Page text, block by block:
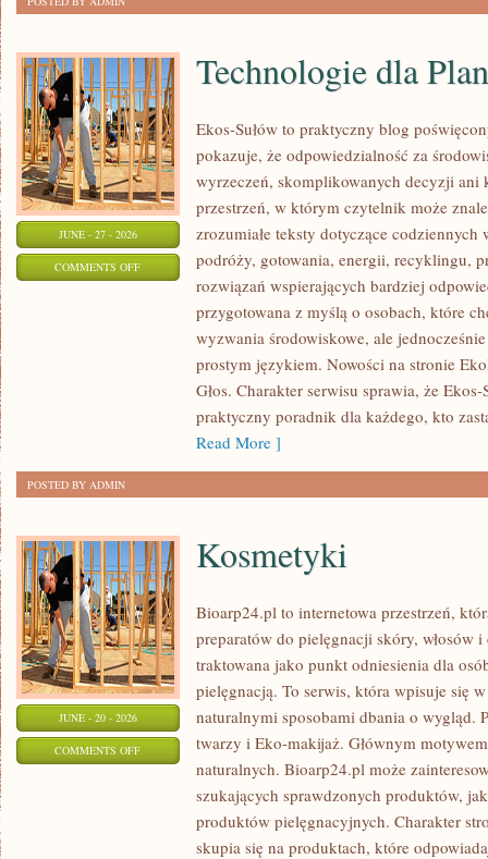
JUNE - 27 - 2026
COMMENTS OFFON
TECHNOLOGIE
Technologie dla
Ekos-Sułów to praktyczny blog
pokazuje, że odpowiedzialność za
wyrzeczeń, skomplikowanych decyzji ani
przestrzeń, w którym czytelnik może
zrozumiałe teksty dotyczące
podróży, gotowania, energii, recyklingu,
rozwiązań wspierających bardziej
przygotowana z myślą o osobach, które
wyzwania środowiskowe, ale
prostym językiem. Nowości na stronie
Głos. Charakter serwisu sprawia, że
praktyczny poradnik dla każdego, kto
Read More ]
POSTED BY ADMIN
JUNE - 20 - 2026
COMMENTS OFFON
KOSMETYKI
Kosmetyki
Bioarp24.pl to internetowa przestrzeń,
preparatów do pielęgnacji skóry, włosów i
traktowana jako punkt odniesienia dla
pielęgnacją. To serwis, która wpisuje się
naturalnymi sposobami dbania o wygląd.
twarzy i Eko-makijaż. Głównym
naturalnych. Bioarp24.pl może
szukających sprawdzonych produktów,
produktów pielęgnacyjnych. Charakter
skupia się na produktach, które